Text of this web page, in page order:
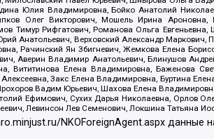
Юлия Владимировна, Бойко Анатолий
Олег Викторович, Мошель Ирина Ароновна,
Тимур Рифгатович, Романова Ольга
Анатольевич, Верховский Александр
Рачинский Ян Збигневич, Жемкова Елена
Аверин Владимир Анатольевич, Блинушов
Вититинова Елена Владимировна, Баженова
Закс Елена Владимировна, Буртина
Вадим Юрьевич, Шахова Елена
Ефимович, Сухих Дарья Николаевна, Орлов
Левинсон Лев Семенович, Локшина Татьяна
NKOForeignAgent.aspx данные